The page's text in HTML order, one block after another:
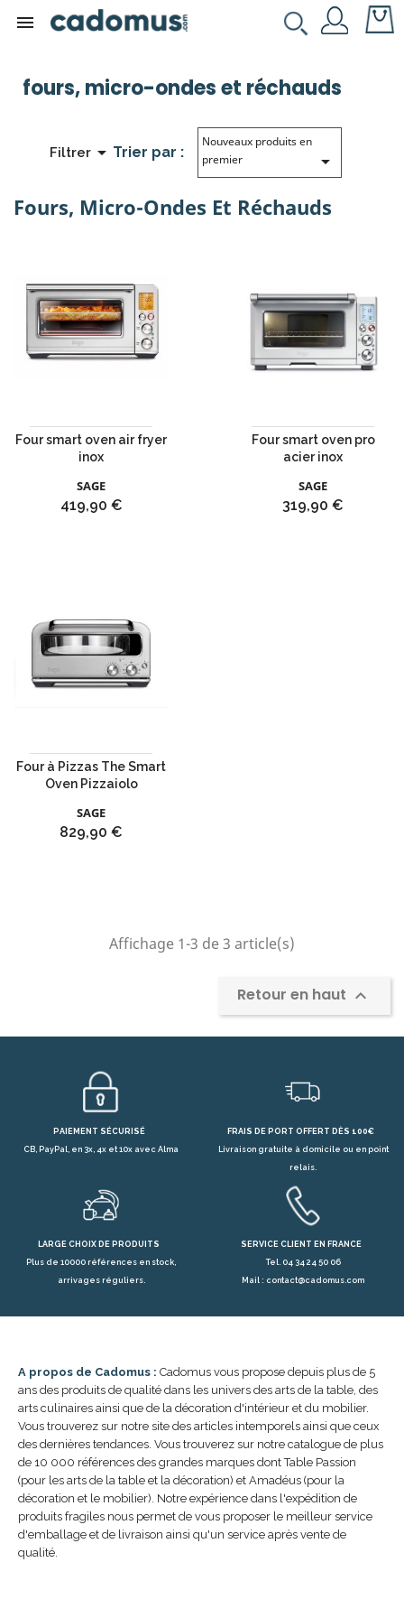

fours, micro-ondes et réchauds
Filtrer Trier par :
Nouveaux produits en
premier

Fours, Micro-Ondes Et Réchauds
Four smart oven air fryer
inox
SAGE
Prix
419,90 €
Four smart oven pro
acier inox
SAGE
Prix
319,90 €
Four à Pizzas The Smart
Oven Pizzaiolo
SAGE
Prix
829,90 €
Affichage 1-3 de 3 article(s)
Retour en haut 
PAIEMENT SÉCURISÉ
CB, PayPal, en 3x, 4x et 10x avec Alma
FRAIS DE PORT OFFERT DÈS 100€
Livraison gratuite à domicile ou en point
relais.
LARGE CHOIX DE PRODUITS
Plus de 10000 références en stock,
arrivages réguliers.
SERVICE CLIENT EN FRANCE
Tel. 04 34 24 50 06
Mail : contact@cadomus.com
A propos de Cadomus : Cadomus vous propose depuis plus de 5
ans des produits de qualité dans les univers des arts de la table, des
arts culinaires ainsi que de la décoration d'intérieur et du mobilier.
Vous trouverez sur notre site des articles intemporels ainsi que ceux
des dernières tendances. Vous trouverez sur notre catalogue de plus
de 10 000 références des grandes marques dont Table Passion
(pour les arts de la table et la décoration) et Amadéus (pour la
décoration et le mobilier). Notre expérience dans l'expédition de
produits fragiles nous permet de vous proposer le meilleur service
d'emballage et de livraison ainsi qu'un service après vente de
qualité.